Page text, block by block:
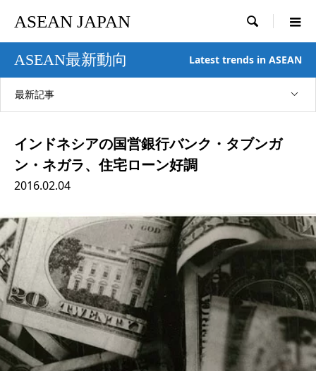
ASEAN JAPAN 
ASEAN最新動向 Latest trends in ASEAN
最新記事
インドネシアの国営銀行バンク・タブンガ
ン・ネガラ、住宅ローン好調
2016.02.04